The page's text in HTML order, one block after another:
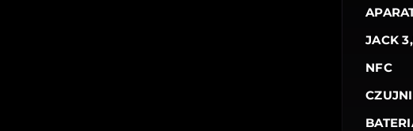
JACK
NFC